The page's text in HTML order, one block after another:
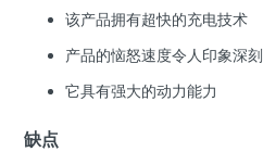
该产品拥有超快的充电技术
产品的恼怒速度令人印象深刻
它具有强大的动力能力
缺点